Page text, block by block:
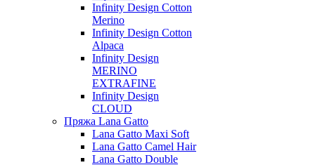
Infinity Design Cotton
Merino
Infinity Design Cotton
Alpaca
Infinity Design
MERINO
EXTRAFINE
Infinity Design
CLOUD
Пряжа Lana Gatto
Lana Gatto Maxi Soft
Lana Gatto Camel Hair
Lana Gatto Double